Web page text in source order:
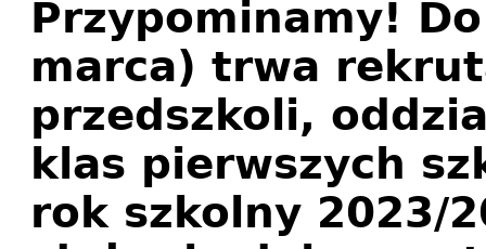
Przypominamy!
marca) trwa
przedszkoli,
klas pierwszych
rok szkolny 2023/